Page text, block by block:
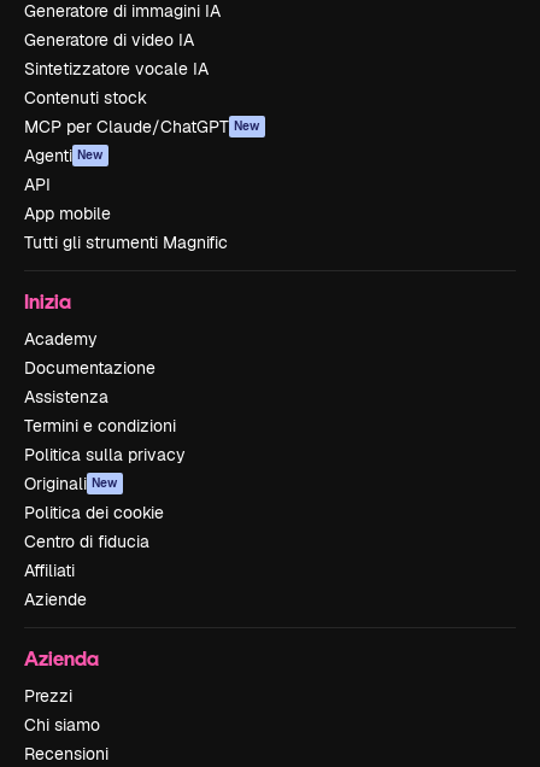
Generatore di immagini IA
Generatore di video IA
Sintetizzatore vocale IA
Contenuti stock
MCP per Claude/ChatGPT New
Agenti New
API
App mobile
Tutti gli strumenti Magnific
Inizia
Academy
Documentazione
Assistenza
Termini e condizioni
Politica sulla privacy
Originali New
Politica dei cookie
Centro di fiducia
Affiliati
Aziende
Azienda
Prezzi
Chi siamo
Recensioni